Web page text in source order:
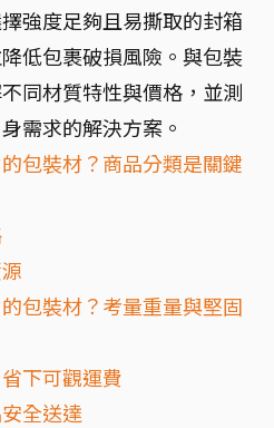
強度足夠且易撕取的封箱
低包裹破損風險。與包裝
同材質特性與價格，並測
需求的解決方案。
包裝材？商品分類是關鍵
包裝材？考量重量與堅固
下可觀運費
全送達